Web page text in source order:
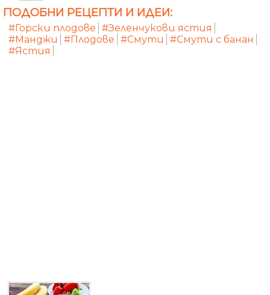
ПОДОБНИ РЕЦЕПТИ И ИДЕИ:
#Горски плодове #Зеленчукови ястия
#Манджи
#Плодове #Смути
#Смути с банан
#Ястия